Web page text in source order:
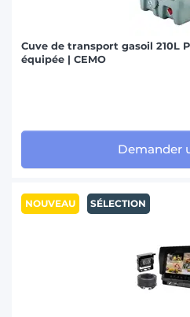
Cuve de transport gasoil 210L
équipée | CEMO
Demander
NOUVEAU SÉLECTION